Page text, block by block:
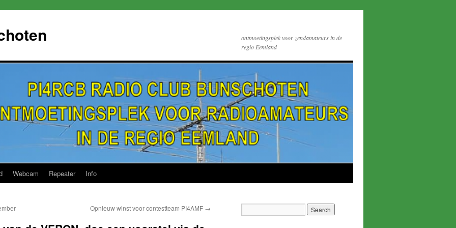
ontmoetingsplek voor zendamateurs in de
regio Eemland
Webcam Repeater Info
Opnieuw winst voor contestteam PI4AMF →